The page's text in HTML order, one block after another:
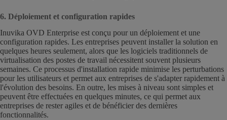
6. Déploiement et configuration rapides
Inuvika OVD Enterprise est conçu pour un déploiement et une
configuration rapides. Les entreprises peuvent installer la solution en
quelques heures seulement, alors que les logiciels traditionnels de
virtualisation des postes de travail nécessitent souvent plusieurs
semaines. Ce processus d'installation rapide minimise les perturbations
pour les utilisateurs et permet aux entreprises de s'adapter rapidement à
l'évolution des besoins. En outre, les mises à niveau sont simples et
peuvent être effectuées en quelques minutes, ce qui permet aux
entreprises de rester agiles et de bénéficier des dernières
fonctionnalités.